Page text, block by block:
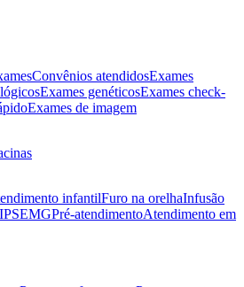
Convênios atendidosExames
Exames genéticosExames check-
Exames de imagem
infantilFuro na orelhaInfusão
Pré-atendimentoAtendimento em